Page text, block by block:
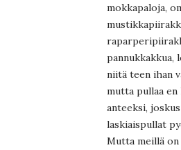
mokkapaloja,
pannukkakkua,
niitä teen ihan
mutta pullaa en
anteeksi,
laskiaispullat
Mutta meillä on